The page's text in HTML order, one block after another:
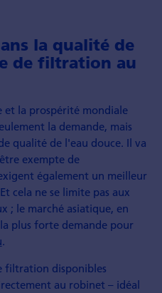
la qualité de
de filtration au
et la prospérité mondiale
la demande, mais
qualité de l'eau douce. Il va
exempte de
également un meilleur
cela ne se limite pas aux
; le marché asiatique, en
plus forte demande pour
.
filtration disponibles
au robinet – idéal